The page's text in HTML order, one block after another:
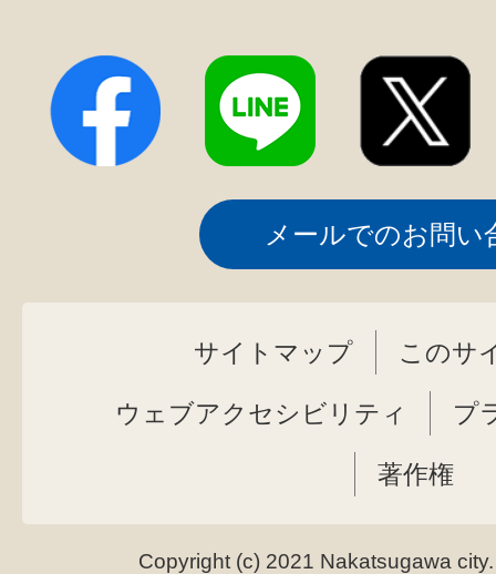
メールでのお問い
サイトマップ このサ
ウェブアクセシビリティ プ
著作権
Copyright (c) 2021 Nakatsugawa